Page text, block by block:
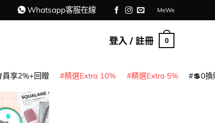
Whatsapp客服在線 MeWe
登入 / 註冊 0
享2%+回贈 精選Extra 10% 精選Extra 5% 💲0換